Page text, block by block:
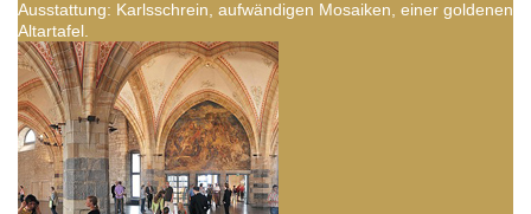
Ausstattung: Karlsschrein, aufwändigen Mosaiken, einer goldenen
Altartafel.